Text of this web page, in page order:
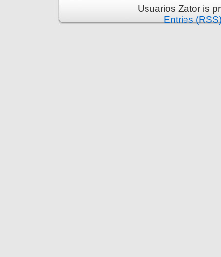
Usuarios Zator is
Entries (RSS)